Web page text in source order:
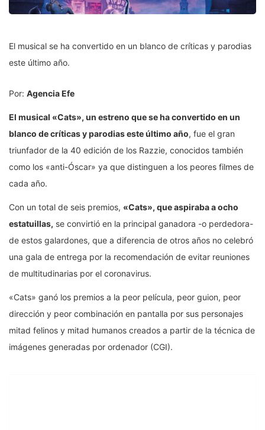
El musical se ha convertido en un blanco de críticas y parodias
este último año.
Por: Agencia Efe
El musical «Cats», un estreno que se ha convertido en un
blanco de críticas y parodias este último año, fue el gran
triunfador de la 40 edición de los Razzie, conocidos también
como los «anti-Óscar» ya que distinguen a los peores filmes de
cada año.
Con un total de seis premios, «Cats», que aspiraba a ocho
estatuillas, se convirtió en la principal ganadora -o perdedora-
de estos galardones, que a diferencia de otros años no celebró
una gala de entrega por la recomendación de evitar reuniones
de multitudinarias por el coronavirus.
«Cats» ganó los premios a la peor película, peor guion, peor
dirección y peor combinación en pantalla por sus personajes
mitad felinos y mitad humanos creados a partir de la técnica de
imágenes generadas por ordenador (CGI).